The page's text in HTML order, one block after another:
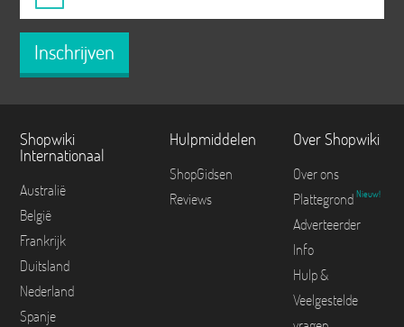
Inschrijven
Shopwiki
Internationaal
Australië
België
Frankrijk
Duitsland
Nederland
Spanje
Hulpmiddelen
ShopGidsen
Reviews
Over Shopwiki
Over ons
Plattegrond Nieuw!
Adverteerder
Info
Hulp &
Veelgestelde